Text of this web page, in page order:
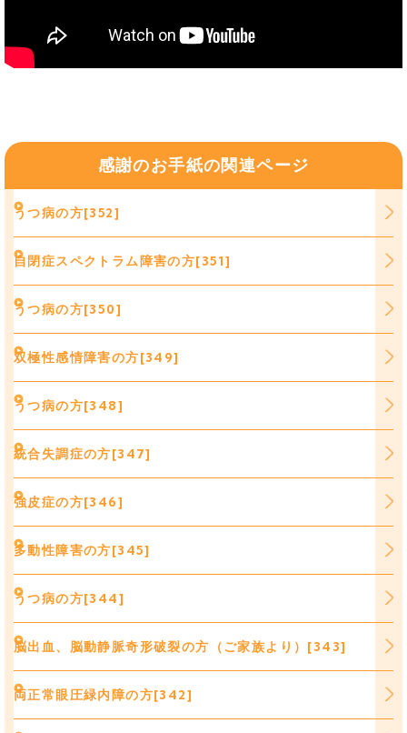
感謝のお手紙の関連ページ
うつ病の方[352]
自閉症スペクトラム障害の方[351]
うつ病の方[350]
双極性感情障害の方[349]
うつ病の方[348]
統合失調症の方[347]
強皮症の方[346]
多動性障害の方[345]
うつ病の方[344]
脳出血、脳動静脈奇形破裂の方（ご家族より）[343]
両正常眼圧緑内障の方[342]